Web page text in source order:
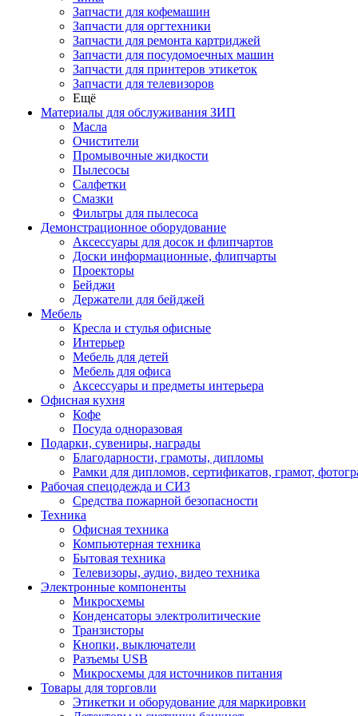
Запчасти для кофемашин
Запчасти для оргтехники
Запчасти для ремонта картриджей
Запчасти для посудомоечных машин
Запчасти для принтеров этикеток
Запчасти для телевизоров
Ещё
Материалы для обслуживания ЗИП
Масла
Очистители
Промывочные жидкости
Пылесосы
Салфетки
Смазки
Фильтры для пылесоса
Демонстрационное оборудование
Аксессуары для досок и флипчартов
Доски информационные, флипчарты
Проекторы
Бейджи
Держатели для бейджей
Мебель
Кресла и стулья офисные
Интерьер
Мебель для детей
Мебель для офиса
Аксессуары и предметы интерьера
Офисная кухня
Кофе
Посуда одноразовая
Подарки, сувениры, награды
Благодарности, грамоты, дипломы
Рамки для дипломов, сертификатов, грамот,
Рабочая спецодежда и СИЗ
Средства пожарной безопасности
Техника
Офисная техника
Компьютерная техника
Бытовая техника
Телевизоры, аудио, видео техника
Электронные компоненты
Микросхемы
Конденсаторы электролитические
Транзисторы
Кнопки, выключатели
Разъемы USB
Микросхемы для источников питания
Товары для торговли
Этикетки и оборудование для маркировки